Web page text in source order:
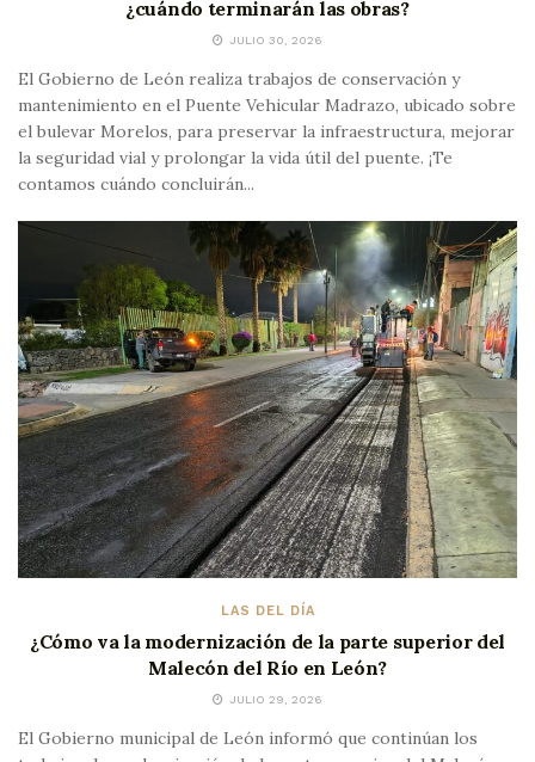
¿cuándo terminarán las obras?
JULIO 30, 2026
El Gobierno de León realiza trabajos de conservación y
mantenimiento en el Puente Vehicular Madrazo, ubicado sobre
el bulevar Morelos, para preservar la infraestructura, mejorar
la seguridad vial y prolongar la vida útil del puente. ¡Te
contamos cuándo concluirán...
LAS DEL DÍA
¿Cómo va la modernización de la parte superior del
Malecón del Río en León?
JULIO 29, 2026
El Gobierno municipal de León informó que continúan los